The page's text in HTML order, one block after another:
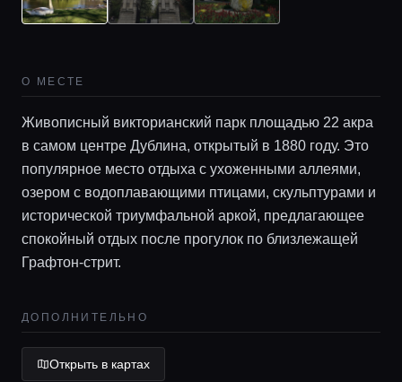
Главная
Локации
Гиды
Консьерж сервис
Lifestyle журнал
О МЕСТЕ
Живописный викторианский парк площадью 22 акра
в самом центре Дублина, открытый в 1880 году. Это
популярное место отдыха с ухоженными аллеями,
озером с водоплавающими птицами, скульптурами и
исторической триумфальной аркой, предлагающее
спокойный отдых после прогулок по близлежащей
Графтон-стрит.
ДОПОЛНИТЕЛЬНО
Открыть в картах